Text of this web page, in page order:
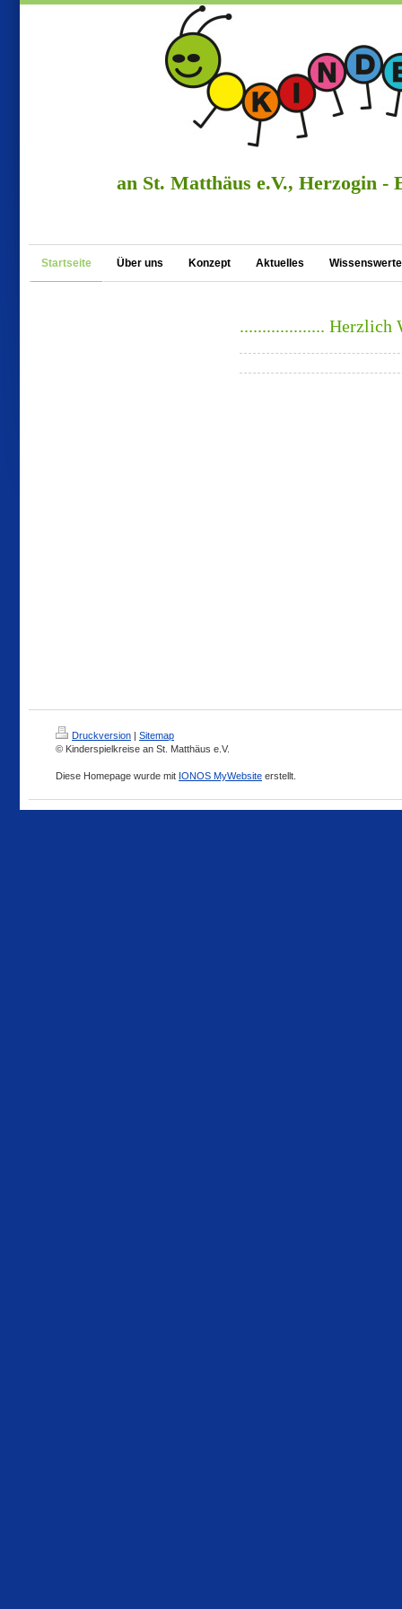
an St. Matthäus e.V., Herzogin -
Startseite Über uns Konzept Aktuelles
................... Herzlich
Druckversion | Sitemap
© Kinderspielkreise an St. Matthäus e.V.
Diese Homepage wurde mit IONOS MyWebsite erstellt.